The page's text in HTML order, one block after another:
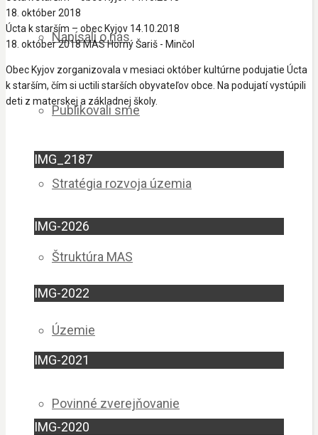
Napísali o nás
Publikovali sme
Stratégia rozvoja územia
Štruktúra MAS
Územie
Povinné zverejňovanie
18. október 2018
Úcta k starším – obec Kyjov 14.10.2018
18. október 2018MAS Horný Šariš - Minčol
Obec Kyjov zorganizovala v mesiaci október kultúrne podujatie Úcta
k starším, čím si uctili starších obyvateľov obce. Na podujatí vystúpili
deti z materskej a základnej školy.
IMG_2187
IMG-2026
IMG-2022
IMG-2021
IMG-2020